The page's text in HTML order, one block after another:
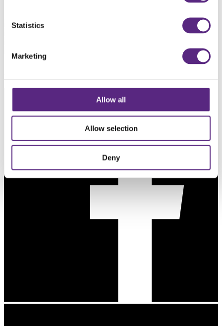
Statistics
Marketing
Allow all
Allow selection
Deny